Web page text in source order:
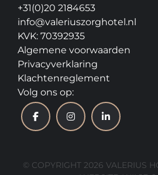
+31(0)20 2184653
info@valeriuszorghotel.nl
KVK: 70392935
Algemene voorwaarden
Privacyverklaring
Klachtenreglement
Volg ons op:
© COPYRIGHT 2026 VALERIUS